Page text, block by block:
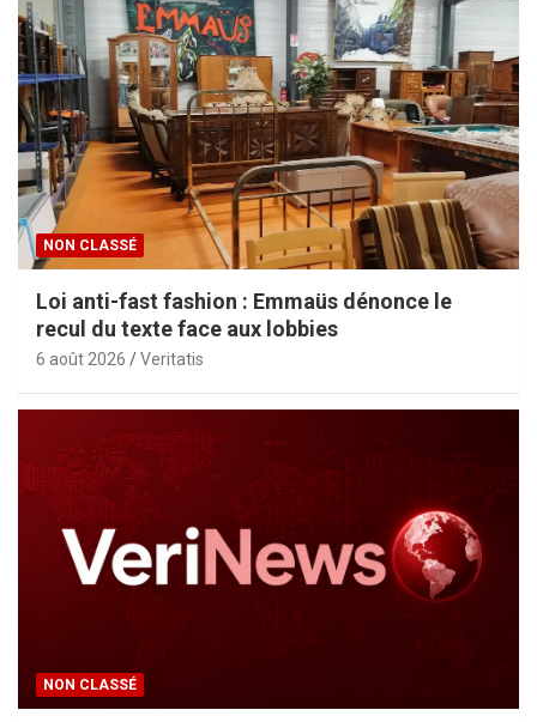
NON CLASSÉ
Loi anti-fast fashion : Emmaüs dénonce le
recul du texte face aux lobbies
6 août 2026 Veritatis
NON CLASSÉ